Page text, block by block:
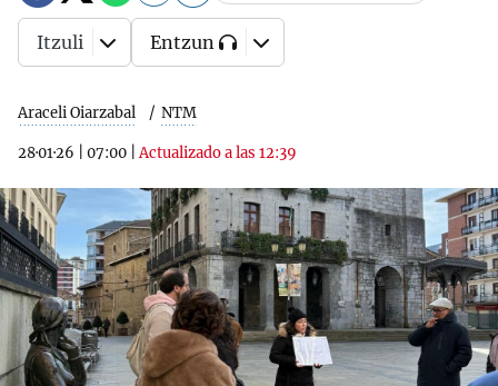
Araceli Oiarzabal NTM
28·01·26 07:00 |Actualizado a las 12:39
Itzuli Entzun